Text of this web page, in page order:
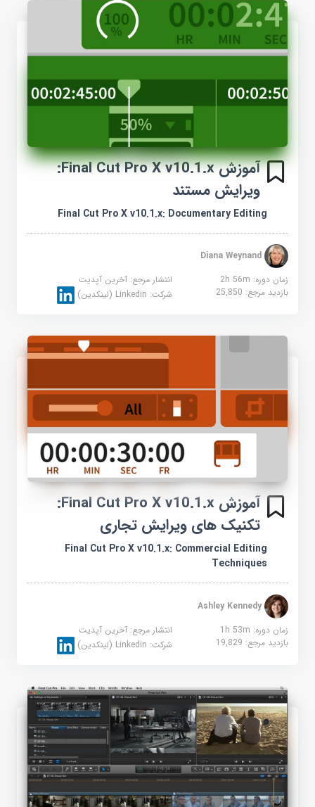
آموزش Final Cut Pro X v10.1.x:
ویرایش مستند
Final Cut Pro X v10.1.x: Documentary Editing
Diana Weynand
زمان دوره: 2h 56m
انتشار مرجع:آخرین آپدیت
بازدید مرجع:25,850 شرکت:Linkedin (لینکدین)
آموزش Final Cut Pro X v10.1.x:
تکنیک های ویرایش تجاری
Final Cut Pro X v10.1.x: Commercial Editing
Techniques
Ashley Kennedy
زمان دوره: 1h 53m
انتشار مرجع:آخرین آپدیت
بازدید مرجع:19,829 شرکت:Linkedin (لینکدین)